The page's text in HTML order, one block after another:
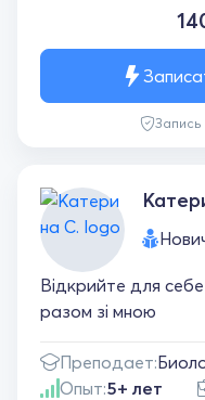
Відкрийте для себе
разом зі мною
Преподает:
Опыт:5+ лет